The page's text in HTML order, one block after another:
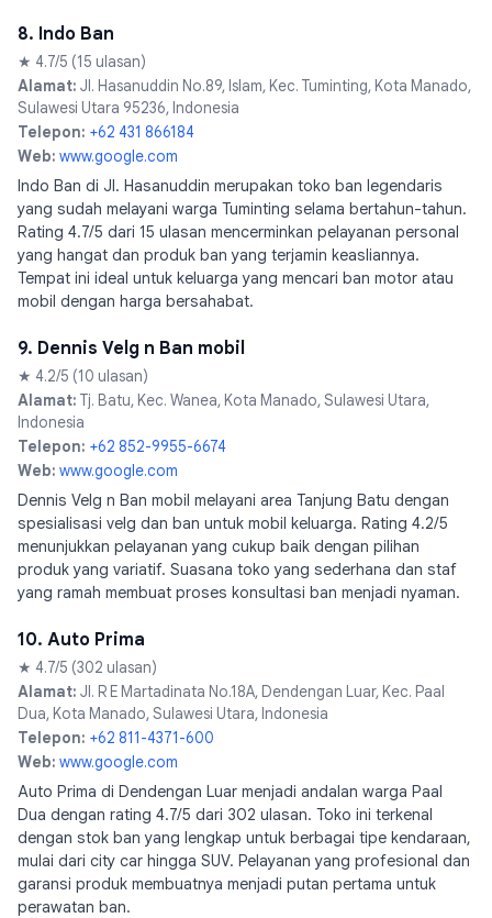
8. Indo Ban
★ 4.7/5 (15 ulasan)
Alamat: Jl. Hasanuddin No.89, Islam, Kec. Tuminting, Kota Manado,
Sulawesi Utara 95236, Indonesia
Telepon: +62 431 866184
Web: www.google.com
Indo Ban di Jl. Hasanuddin merupakan toko ban legendaris
yang sudah melayani warga Tuminting selama bertahun-tahun.
Rating 4.7/5 dari 15 ulasan mencerminkan pelayanan personal
yang hangat dan produk ban yang terjamin keasliannya.
Tempat ini ideal untuk keluarga yang mencari ban motor atau
mobil dengan harga bersahabat.
9. Dennis Velg n Ban mobil
★ 4.2/5 (10 ulasan)
Alamat: Tj. Batu, Kec. Wanea, Kota Manado, Sulawesi Utara,
Indonesia
Telepon: +62 852-9955-6674
Web: www.google.com
Dennis Velg n Ban mobil melayani area Tanjung Batu dengan
spesialisasi velg dan ban untuk mobil keluarga. Rating 4.2/5
menunjukkan pelayanan yang cukup baik dengan pilihan
produk yang variatif. Suasana toko yang sederhana dan staf
yang ramah membuat proses konsultasi ban menjadi nyaman.
10. Auto Prima
★ 4.7/5 (302 ulasan)
Alamat: Jl. R E Martadinata No.18A, Dendengan Luar, Kec. Paal
Dua, Kota Manado, Sulawesi Utara, Indonesia
Telepon: +62 811-4371-600
Web: www.google.com
Auto Prima di Dendengan Luar menjadi andalan warga Paal
Dua dengan rating 4.7/5 dari 302 ulasan. Toko ini terkenal
dengan stok ban yang lengkap untuk berbagai tipe kendaraan,
mulai dari city car hingga SUV. Pelayanan yang profesional dan
garansi produk membuatnya menjadi putan pertama untuk
perawatan ban.